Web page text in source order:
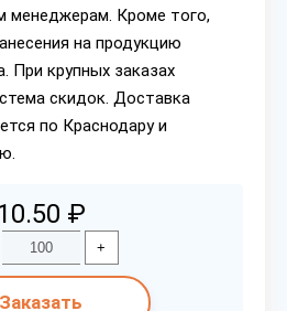
менеджерам. Кроме того,
на продукцию
При крупных заказах
скидок. Доставка
по Краснодару и
₽
+
Заказать